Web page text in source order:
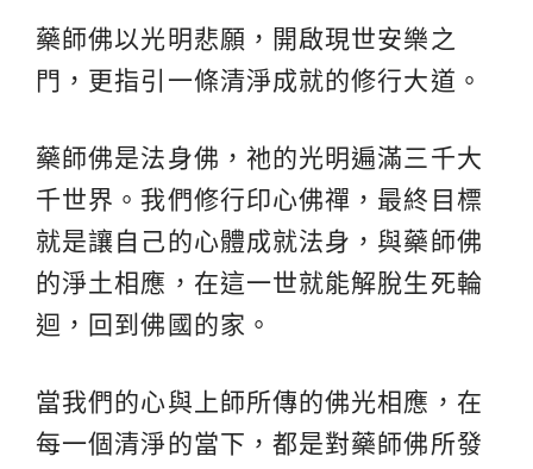
藥師佛以光明悲願，開啟現世安樂之
門，更指引一條清淨成就的修行大道。
藥師佛是法身佛，祂的光明遍滿三千大
千世界。我們修行印心佛禪，最終目標
就是讓自己的心體成就法身，與藥師佛
的淨土相應，在這一世就能解脫生死輪
迴，回到佛國的家。
當我們的心與上師所傳的佛光相應，在
每一個清淨的當下，都是對藥師佛所發